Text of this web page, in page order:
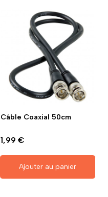
Câble Coaxial 50cm
1,99 €
Ajouter au panier